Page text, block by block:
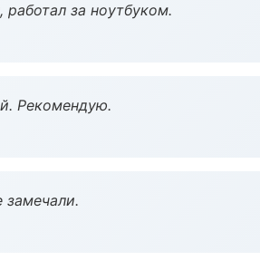
за ноутбуком.
Рекомендую.
замечали.